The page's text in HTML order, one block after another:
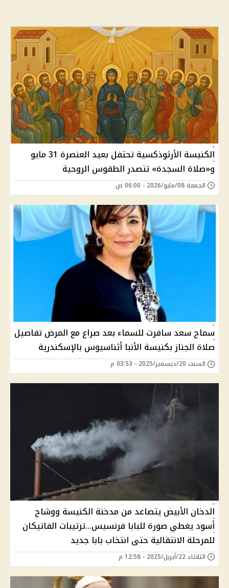
الكنيسة الأرثوذكسية تحتفل بعيد العنصرة 31 مايو
و«صلاة السجدة» تتصدر الطقوس الروحية
الجمعة 08/مايو/2026 - 06:00 ص
سماح سعد سافرت للسماء بعد صراع مع المرض تفاصيل
صلاة الجناز بكنيسة الأنبا أثناسيوس بالإسكندرية
السبت 20/ديسمبر/2025 - 03:53 م
الدخان الأبيض يتصاعد من مدخنة الكنيسة ووشاح
أسود يغطي صورة للبابا فرنسيس...ترتيبات الفاتيكان
للمرحلة الانتقالية حتى انتخاب بابا جديد
الثلاثاء 22/أبريل/2025 - 12:58 م